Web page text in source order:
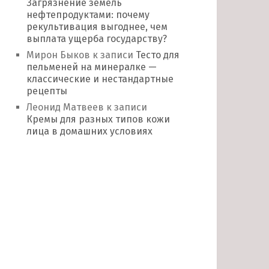
Загрязнение земель
нефтепродуктами: почему
рекультивация выгоднее, чем
выплата ущерба государству?
Мирон Быков к записи Тесто для
пельменей на минералке —
классические и нестандартные
рецепты
Леонид Матвеев к записи
Кремы для разных типов кожи
лица в домашних условиях